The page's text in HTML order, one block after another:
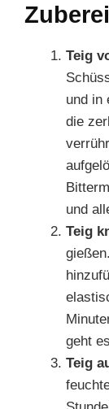
Teig
und in
die
und
Teig
geht
Teig